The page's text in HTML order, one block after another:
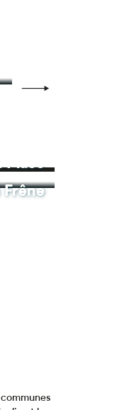
Ibis Styles
Place